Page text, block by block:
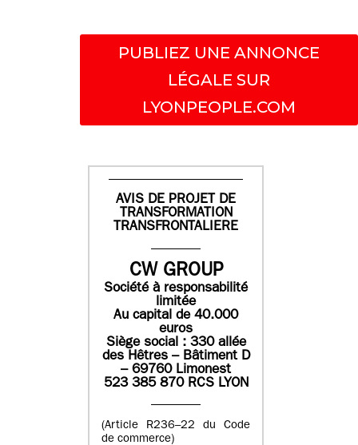
PUBLIEZ UNE ANNONCE
LÉGALE SUR
LYONPEOPLE.COM
AVIS DE PROJET DE
TRANSFORMATION
TRANSFRONTALIERE
CW GROUP
Société à responsabilité
limitée
Au capital de 40.000
euros
Siège social : 330 allée
des Hêtres – Bâtiment D
– 69760 Limonest
523 385 870 RCS LYON
(Article R236–22 du Code
de commerce)